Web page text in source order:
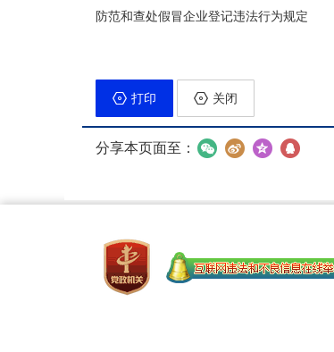
防范和查处假冒企业登记违法行为规定
打印 关闭
分享本页面至：